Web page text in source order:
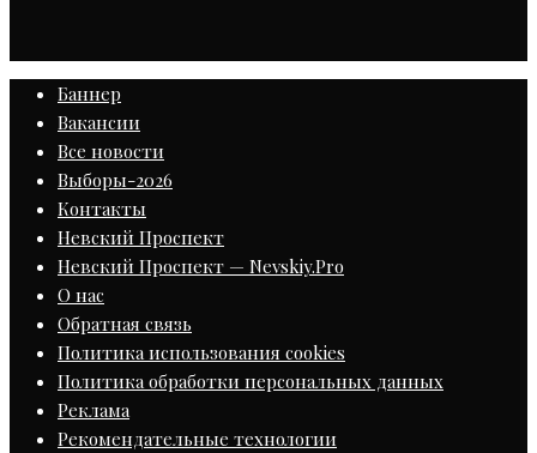
Баннер
Вакансии
Все новости
Выборы-2026
Контакты
Невский Проспект
Невский Проспект — Nevskiy.Pro
О нас
Обратная связь
Политика использования cookies
Политика обработки персональных данных
Реклама
Рекомендательные технологии